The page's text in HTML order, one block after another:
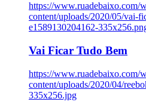
https://www.ruadebaixo.com/
content/uploads/2020/05/vai-
e1589130204162-
Vai Ficar Tudo Bem
https://www.ruadebaixo.com/
content/uploads/2020/04/
335x256.jpg